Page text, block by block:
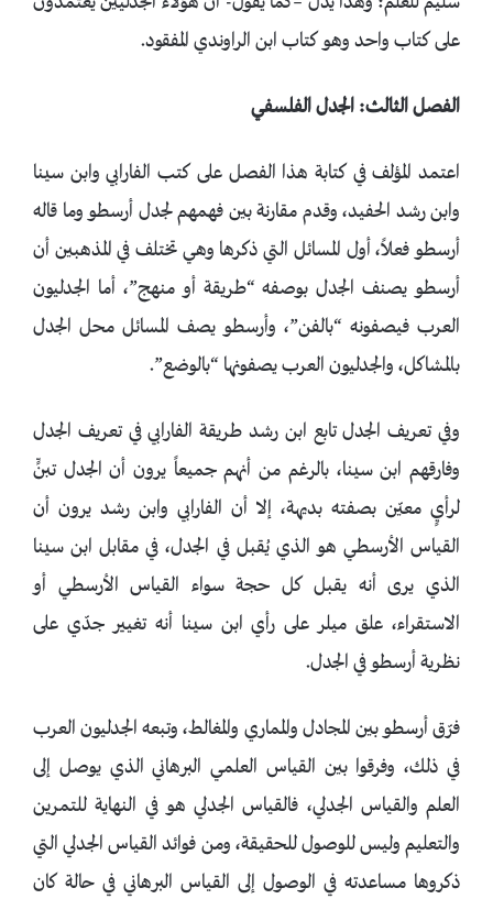
على كتاب واحد وهو كتاب ابن الراوندي المفقود.
الفصل الثالث: الجدل الفلسفي
اعتمد المؤلف في كتابة هذا الفصل على كتب الفارابي وابن سينا
وابن رشد الحفيد، وقدم مقارنة بين فهمهم لجدل أرسطو وما قاله
أرسطو فعلاً، أول المسائل التي ذكرها وهي تختلف في المذهبين أن
أرسطو يصنف الجدل بوصفه “طريقة أو منهج”، أما الجدليون
العرب فيصفونه “بالفن”، وأرسطو يصف المسائل محل الجدل
بالمشاكل، والجدليون العرب يصفونها “بالوضع”.
وفي تعريف الجدل تابع ابن رشد طريقة الفارابي في تعريف الجدل
وفارقهم ابن سينا، بالرغم من أنهم جميعاً يرون أن الجدل تبنٍّ
لرأيٍ معيّن بصفته بديهة، إلا أن الفارابي وابن رشد يرون أن
القياس الأرسطي هو الذي يُقبل في الجدل، في مقابل ابن سينا
الذي يرى أنه يقبل كل حجة سواء القياس الأرسطي أو
الاستقراء، علق ميلر على رأي ابن سينا أنه تغيير جدّي على
نظرية أرسطو في الجدل.
فرّق أرسطو بين المجادل والمماري والمغالط، وتبعه الجدليون العرب
في ذلك، وفرقوا بين القياس العلمي البرهاني الذي يوصل إلى
العلم والقياس الجدلي، فالقياس الجدلي هو في النهاية للتمرين
والتعليم وليس للوصول للحقيقة، ومن فوائد القياس الجدلي التي
ذكروها مساعدته في الوصول إلى القياس البرهاني في حالة كان